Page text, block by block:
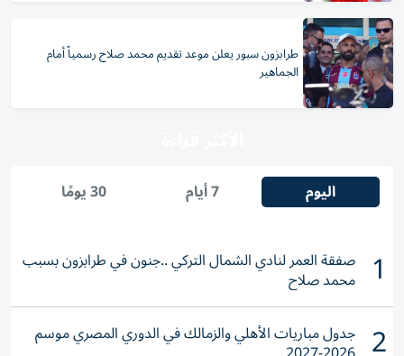
طرابزون سبور يعلن موعد تقديم محمد صلاح رسمياً أمام
الجماهير
اليوم 7 أيام 30 يومًا
1 صفقة العمر لنادي الشمال التركي ..جنون في طرابزون بسبب
محمد صلاح
2 جدول مباريات الأهلي والزمالك في الدوري المصري موسم